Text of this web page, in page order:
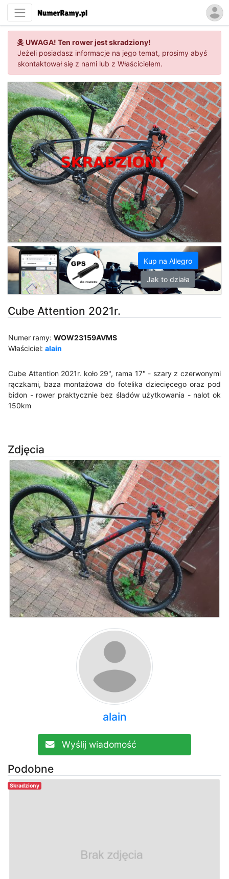
UWAGA! Ten rower jest skradziony!
Jeżeli posiadasz informacje na jego temat, prosimy abyś
skontaktował się z nami lub z Właścicielem.
Kup na Allegro
Jak to działa
Cube Attention 2021r.
Numer ramy:WOW23159AVMS
Właściciel:alain
Cube Attention 2021r. koło 29", rama 17" - szary z czerwonymi
rączkami, baza montażowa do fotelika dziecięcego oraz pod
bidon - rower praktycznie bez śladów użytkowania - nalot ok
150km
Zdjęcia
alain
Wyślij wiadomość
Podobne
Skradziony